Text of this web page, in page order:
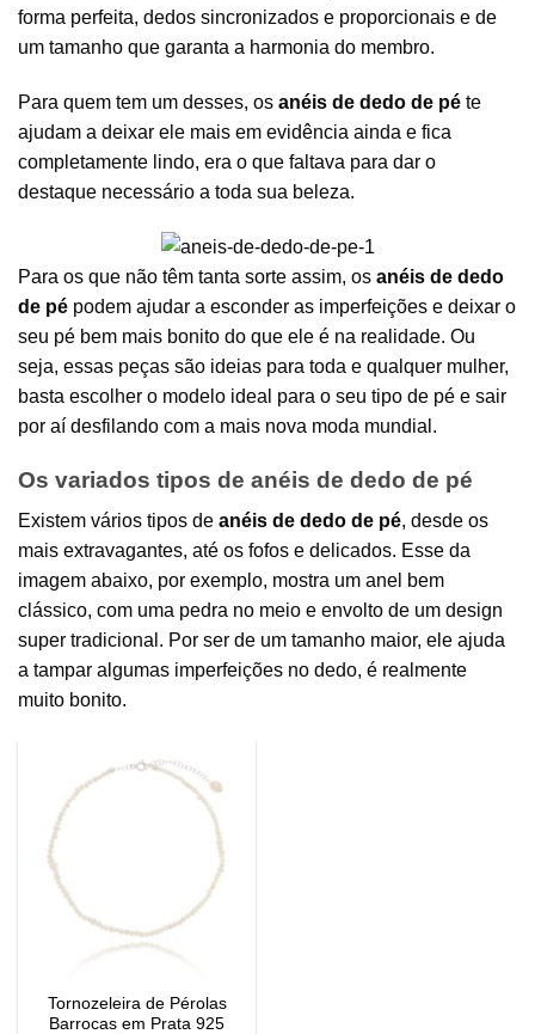
forma perfeita, dedos sincronizados e proporcionais e de
um tamanho que garanta a harmonia do membro.
Para quem tem um desses, os anéis de dedo de pé te
ajudam a deixar ele mais em evidência ainda e fica
completamente lindo, era o que faltava para dar o
destaque necessário a toda sua beleza.
Para os que não têm tanta sorte assim, os anéis de dedo
de pé podem ajudar a esconder as imperfeições e deixar o
seu pé bem mais bonito do que ele é na realidade. Ou
seja, essas peças são ideias para toda e qualquer mulher,
basta escolher o modelo ideal para o seu tipo de pé e sair
por aí desfilando com a mais nova moda mundial.
Os variados tipos de anéis de dedo de pé
Existem vários tipos de anéis de dedo de pé, desde os
mais extravagantes, até os fofos e delicados. Esse da
imagem abaixo, por exemplo, mostra um anel bem
clássico, com uma pedra no meio e envolto de um design
super tradicional. Por ser de um tamanho maior, ele ajuda
a tampar algumas imperfeições no dedo, é realmente
muito bonito.
Tornozeleira de Pérolas
Barrocas em Prata 925